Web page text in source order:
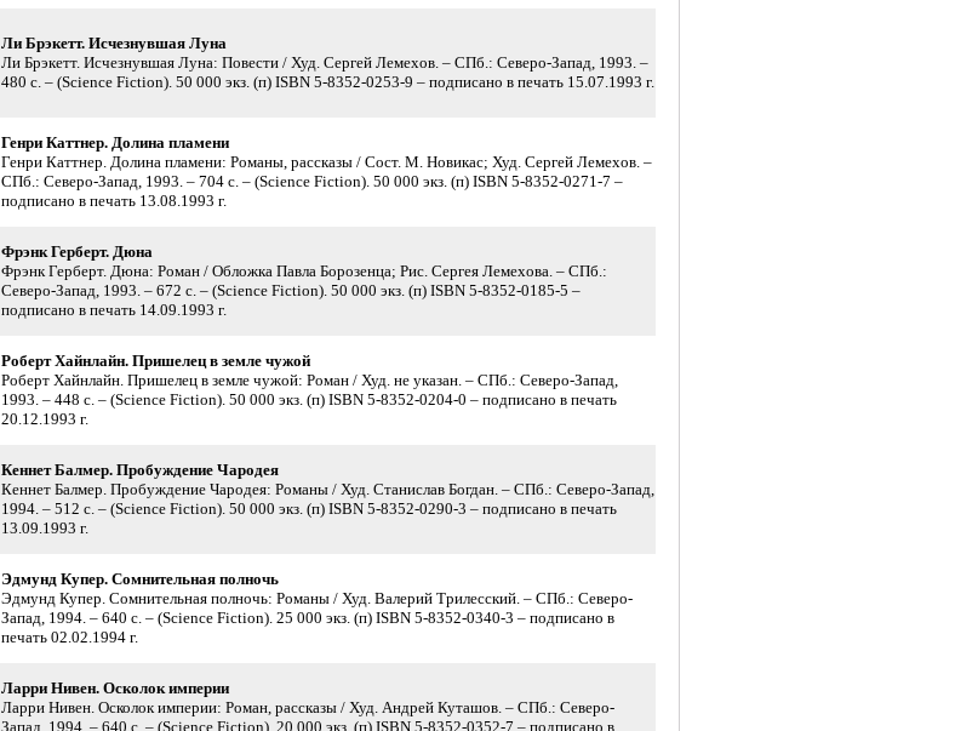
Ли Брэкетт. Исчезнувшая Луна
Ли Брэкетт. Исчезнувшая Луна: Повести / Худ. Сергей Лемехов. – СПб.: Северо-Запад, 1993. –
480 с. – (Science Fiction). 50 000 экз. (п) ISBN 5-8352-0253-9 – подписано в печать 15.07.1993 г.
Генри Каттнер. Долина пламени
Генри Каттнер. Долина пламени: Романы, рассказы / Сост. М. Новикас; Худ. Сергей Лемехов. –
СПб.: Северо-Запад, 1993. – 704 с. – (Science Fiction). 50 000 экз. (п) ISBN 5-8352-0271-7 –
подписано в печать 13.08.1993 г.
Фрэнк Герберт. Дюна
Фрэнк Герберт. Дюна: Роман / Обложка Павла Борозенца; Рис. Сергея Лемехова. – СПб.:
Северо-Запад, 1993. – 672 с. – (Science Fiction). 50 000 экз. (п) ISBN 5-8352-0185-5 –
подписано в печать 14.09.1993 г.
Роберт Хайнлайн. Пришелец в земле чужой
Роберт Хайнлайн. Пришелец в земле чужой: Роман / Худ. не указан. – СПб.: Северо-Запад,
1993. – 448 с. – (Science Fiction). 50 000 экз. (п) ISBN 5-8352-0204-0 – подписано в печать
20.12.1993 г.
Кеннет Балмер. Пробуждение Чародея
Кеннет Балмер. Пробуждение Чародея: Романы / Худ. Станислав Богдан. – СПб.: Северо-Запад,
1994. – 512 с. – (Science Fiction). 50 000 экз. (п) ISBN 5-8352-0290-3 – подписано в печать
13.09.1993 г.
Эдмунд Купер. Сомнительная полночь
Эдмунд Купер. Сомнительная полночь: Романы / Худ. Валерий Трилесский. – СПб.: Северо-
Запад, 1994. – 640 с. – (Science Fiction). 25 000 экз. (п) ISBN 5-8352-0340-3 – подписано в
печать 02.02.1994 г.
Ларри Нивен. Осколок империи
Ларри Нивен. Осколок империи: Роман, рассказы / Худ. Андрей Куташов. – СПб.: Северо-
Запад, 1994. – 640 с. – (Science Fiction). 20 000 экз. (п) ISBN 5-8352-0352-7 – подписано в